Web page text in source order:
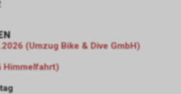
(Umzug Bike & Dive GmbH)
Himmelfahrt)